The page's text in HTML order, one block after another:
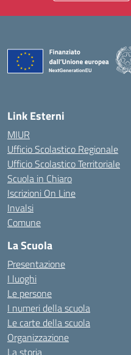
Link Esterni
MIUR
Ufficio Scolastico Regionale
Ufficio Scolastico Territoriale
Scuola in Chiaro
Iscrizioni On Line
Invalsi
Comune
La Scuola
Presentazione
I luoghi
Le persone
I numeri della scuola
Le carte della scuola
Organizzazione
La storia